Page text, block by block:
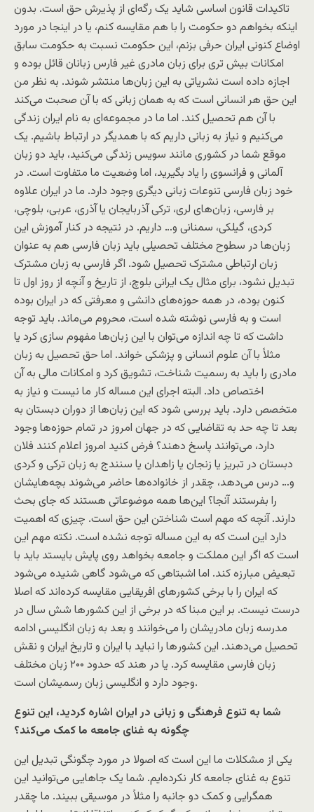
تاکیدات قانون اساسی شاید یک رگه‌ای از پذیرش حق است. بدون
اینکه بخواهم دو حکومت را با هم مقایسه کنم، یا در اینجا در مورد
اوضاع کنونی ایران حرفی بزنم، این حکومت نسبت به حکومت سابق
امکانات بیش تری برای زبان مادری غیر فارس زبانان قائل بوده و
اجازه داده است نشریاتی به این زبان‌ها منتشر شوند. به نظر من
این حق هر انسانی است که به‌‌‌ همان زبانی که با آن صحبت می‌کند
با آن هم تحصیل کند. اما ما در مجموعه‌ای به نام ایران زندگی
می‌کنیم و نیاز به زبانی داریم که با همدیگر در ارتباط باشیم. یک
موقع شما در کشوری مانند سویس زندگی می‌کنید، باید دو زبان
آلمانی و فرانسوی را یاد بگیرید، اما وضعیت ما متفاوت است. در
خود زبان فارسی تنوعات زبانی دیگری وجود دارد. ما در ایران علاوه
بر فارسی، زبان‌های لری، ترکی آذربایجان یا آذری، عربی، بلوچی،
کردی، گیلکی، سمنانی و… داریم. در نتیجه در کنار آموزش این
زبان‌ها در سطوح مختلف تحصیلی باید زبان فارسی هم به عنوان
زبان ارتباطی مشترک تحصیل شود. اگر فارسی به زبان مشترک
تبدیل نشود، برای مثال یک ایرانی بلوچ، از تاریخ و آنچه از روز اول تا
کنون بوده، در همه حوزه‌های دانشی و معرفتی که در ایران بوده
است و به فارسی نوشته شده است، محروم می‌ماند. باید توجه
داشت که تا چه اندازه می‌توان با این زبان‌ها مفهوم سازی کرد یا
مثلاً با آن علوم انسانی و پزشکی خواند. اما حق تحصیل به زبان
مادری را باید به رسمیت شناخت، تشویق کرد و امکانات مالی به آن
اختصاص داد. البته اجرای این مساله کار ما نیست و نیاز به
متخصص دارد. باید بررسی شود که این زبان‌ها از دوران دبستان به
بعد تا چه حد به تقاضایی که در جهان امروز در تمام حوزه‌ها وجود
دارد، می‌توانند پاسخ دهند؟ فرض کنید امروز اعلام کنند فلان
دبستان در تبریز یا زنجان یا زاهدان یا سنندج به زبان ترکی و کردی
و… درس می‌دهد، چقدر از خانواده‌ها حاضر می‌شوند بچه‌هایشان
را بفرستند آنجا؟ این‌ها همه موضوعاتی هستند که جای بحث
دارند. آنچه که مهم است شناختن این حق است. چیزی که اهمیت
دارد این است که به این مساله توجه نشده است. نکته مهم این
است که اگر این مملکت و جامعه بخواهد روی پایش بایستد باید با
تبعیض مبارزه کند. اما اشبتاهی که می‌شود گاهی شنیده می‌شود
که ایران را با برخی کشورهای افریقایی مقایسه کرده‌اند که اصلا
درست نیست. بر این مبنا که در برخی از این کشور‌ها شش سال در
مدرسه زبان مادریشان را می‌خوانند و بعد به زبان انگلیسی ادامه
تحصیل می‌دهند. این کشور‌ها را نباید با ایران و تاریخ ایران و نقش
زبان فارسی مقایسه کرد. یا در هند که حدود ۲۰۰ زبان مختلف
وجود دارد و انگلیسی زبان رسمیشان است.
شما به تنوع فرهنگی و زبانی در ایران اشاره کردید، این تنوع
چگونه به غنای جامعه ما کمک می‌کند؟
یکی از مشکلات ما این است که اصولا در مورد چگونگی تبدیل این
تنوع به غنای جامعه کار نکرده‌ایم. شما یک جاهایی می‌توانید این
همگرایی و کمک دو جانبه را مثلاً در موسیقی ببیند. ما چقدر